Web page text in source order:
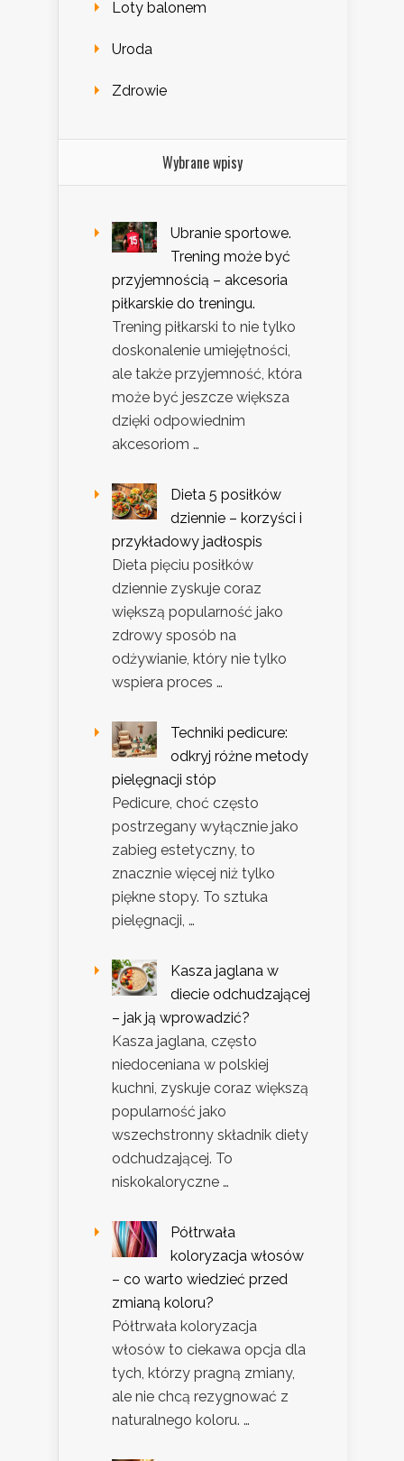
Loty balonem
Uroda
Zdrowie
Wybrane wpisy
Ubranie sportowe.
Trening może być
przyjemnością – akcesoria
piłkarskie do treningu.
Trening piłkarski to nie tylko
doskonalenie umiejętności,
ale także przyjemność, która
może być jeszcze większa
dzięki odpowiednim
akcesoriom …
Dieta 5 posiłków
dziennie – korzyści i
przykładowy jadłospis
Dieta pięciu posiłków
dziennie zyskuje coraz
większą popularność jako
zdrowy sposób na
odżywianie, który nie tylko
wspiera proces …
Techniki pedicure:
odkryj różne metody
pielęgnacji stóp
Pedicure, choć często
postrzegany wyłącznie jako
zabieg estetyczny, to
znacznie więcej niż tylko
piękne stopy. To sztuka
pielęgnacji, …
Kasza jaglana w
diecie odchudzającej
– jak ją wprowadzić?
Kasza jaglana, często
niedoceniana w polskiej
kuchni, zyskuje coraz większą
popularność jako
wszechstronny składnik diety
odchudzającej. To
niskokaloryczne …
Półtrwała
koloryzacja włosów
– co warto wiedzieć przed
zmianą koloru?
Półtrwała koloryzacja
włosów to ciekawa opcja dla
tych, którzy pragną zmiany,
ale nie chcą rezygnować z
naturalnego koloru. …